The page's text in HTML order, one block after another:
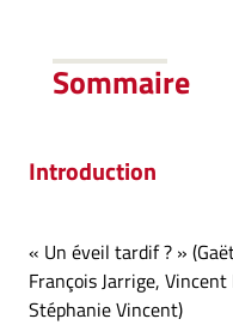
Sommaire
Introduction
« Un éveil tardif ? »
François Jarrige,
Stéphanie Vincent)